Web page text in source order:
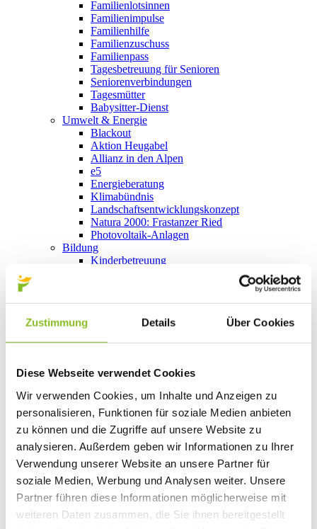
Zustimmung Details Über Cookies
Diese Webseite verwendet Cookies
Wir verwenden Cookies, um Inhalte und Anzeigen zu
personalisieren, Funktionen für soziale Medien anbieten
zu können und die Zugriffe auf unsere Website zu
analysieren. Außerdem geben wir Informationen zu Ihrer
Verwendung unserer Website an unsere Partner für
soziale Medien, Werbung und Analysen weiter. Unsere
Partner führen diese Informationen möglicherweise mit
weiteren Daten zusammen, die Sie ihnen bereitgestellt
Familienlotsinnen
Familienimpulse
Familienhilfe
Familienzuschuss
Familienpass
Tagesbetreuung für Senioren
Seniorenverbindungen
Tagesmütter
Babysitter-Dienst
Umwelt & Energie
Blackout
Aktion Heugabel
Allianz in den Alpen
e5
Energieberatung
Klimabündnis
Landschaftsentwicklungskonzept
Natura 2000: Frastanzer Ried
Photovoltaik-Anlagen
Bildung
Kinderbetreuung
Bücherschränke
Vorarlberger Museumswelt
Kino vor Ort
Bibliothek
Gastronomie
Essen und Trinken in Frastanz
Sport
Naturbad Untere Au
Schwimmbad Felsenau
Wandern in Frastanz
Schilift Bazora
Spiel- und Sportstätten